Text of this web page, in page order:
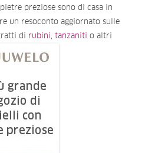
preziose sono di casa in
un resoconto aggiornato sulle
di rubini, tanzaniti o altri